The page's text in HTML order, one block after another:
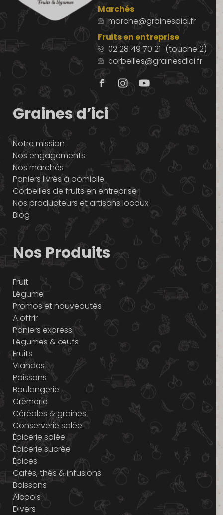
Marchés
marche@grainesdici.fr
Fruits en entreprise
02 28 49 70 21 (touche 2)
corbeilles@grainesdici.fr
Graines d’ici
Notre mission
Nos engagements
Nos marchés
Paniers livrés à domicile
Corbeilles de fruits en entreprise
Nos producteurs et artisans locaux
Blog
Nos Produits
Fruit
Légume
Promos et nouveautés
A offrir
Paniers express
Légumes & œufs
Fruits
Viandes
Poissons
Boulangerie
Crémerie
Céréales & graines
Conserverie salée
Épicerie salée
Épicerie sucrée
Épices
Cafés, thés & infusions
Boissons
Alcools
Divers